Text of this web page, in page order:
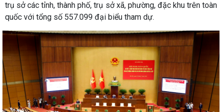
trụ sở các tỉnh, thành phố, trụ sở xã, phường, đặc khu trên toàn
quốc với tổng số 557.099 đại biểu tham dự.